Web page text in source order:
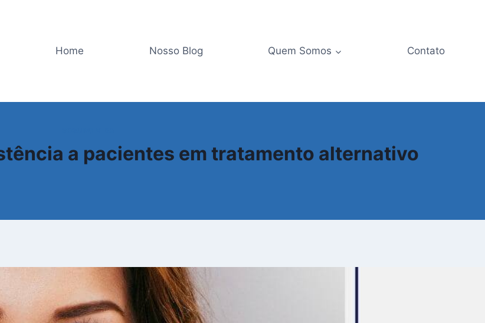
Home Nosso Blog Quem Somos Contato
a pacientes em tratamento alternativo